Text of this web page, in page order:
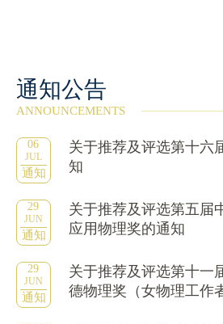
通知公告
ANNOUNCEMENTS
06
JUL
通知
关于推荐及评选第十六
知
29
JUN
通知
关于推荐及评选第五届
应用物理奖的通知
29
JUN
通知
关于推荐及评选第十一
德物理奖（女物理工作